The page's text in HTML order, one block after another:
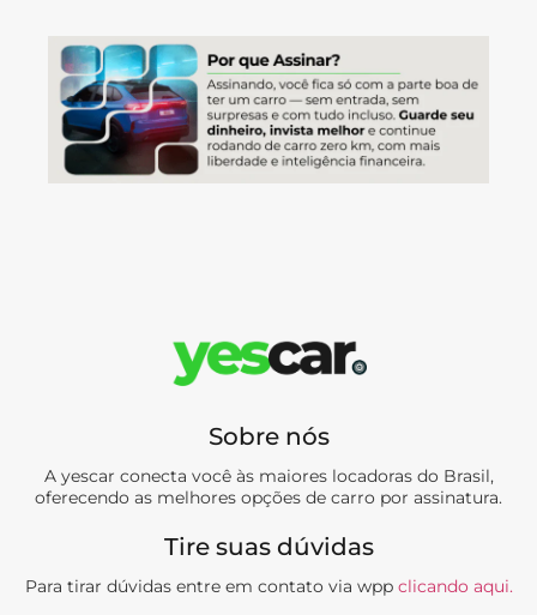
Sobre nós
A yescar conecta você às maiores locadoras do Brasil,
oferecendo as melhores opções de carro por assinatura.
Tire suas dúvidas
Para tirar dúvidas entre em contato via wpp clicando aqui.